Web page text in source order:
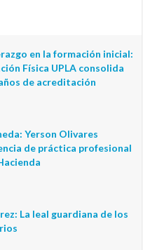
en la formación inicial:
Física UPLA consolida
de acreditación
Yerson Olivares
de práctica profesional
La leal guardiana de los